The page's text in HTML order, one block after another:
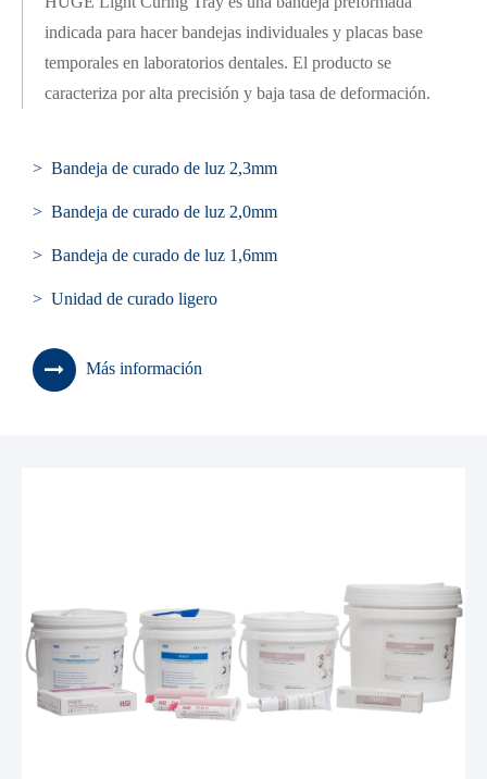
indicada para hacer bandejas individuales y placas base
temporales en laboratorios dentales. El producto se
caracteriza por alta precisión y baja tasa de deformación.
> Bandeja de curado de luz 2,3mm
> Bandeja de curado de luz 2,0mm
> Bandeja de curado de luz 1,6mm
> Unidad de curado ligero
Más información